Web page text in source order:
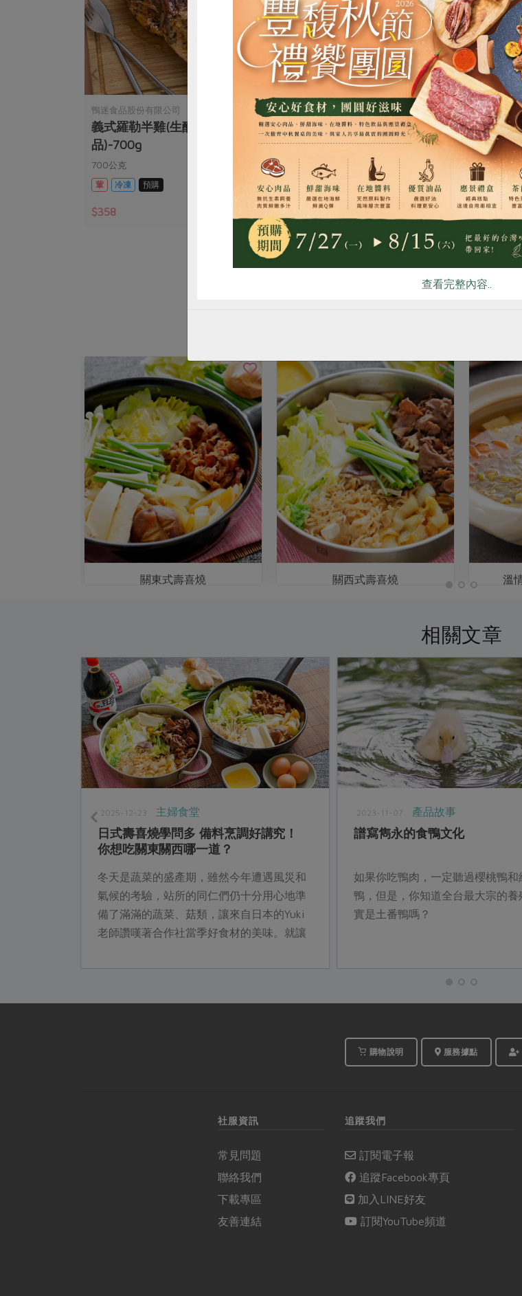
鴨迷食品股份有限公司
義式羅勒半雞(生醃)(鴨迷食
品)-700g
700公克
葷
冷凍 預購
$358
鴨迷食品股份有限公司
蜜燻鴨肉絲(鴨迷)-100g*2包/袋
200克(100克*2包/袋)
葷
冷凍 預購
$268
鴨迷食品
家傳香
300公克/5
葷
冷凍
$188
關東式壽喜燒 關西式壽喜燒 溫
相關文章
2025-12-23 主婦食堂
日式壽喜燒學問多 備料烹調好講究！
你想吃關東關西哪一道？
冬天是蔬菜的盛產期，雖然今年遭遇風災和
氣候的考驗，站所的同仁們仍十分用心地準
備了滿滿的蔬菜、菇類，讓來自日本的Yuki
老師讚嘆著合作社當季好食材的美味。就讓
驗，與我們聊聊日式壽喜燒的各項豐富學問
2023-11-07 產品故事
譜寫雋永的食鴨文化
如果你吃鴨肉，一定聽過櫻桃鴨和
鴨，但是，你知道全台最大宗的養
實是土番鴨嗎？
購物說明 服務據點
社服資訊
常見問題
聯絡我們
下載專區
友善連結
追蹤我們
訂閱電子報
追蹤Facebook專頁
加入LINE好友
訂閱YouTube頻道
惜食 RPET 食譜 減硝酸鹽 雞蛋
查看完整內容..